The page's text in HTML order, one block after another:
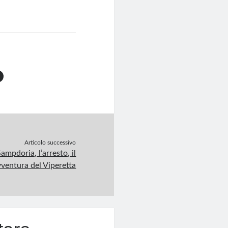
Articolo successivo
l’arresto, il
del Viperetta